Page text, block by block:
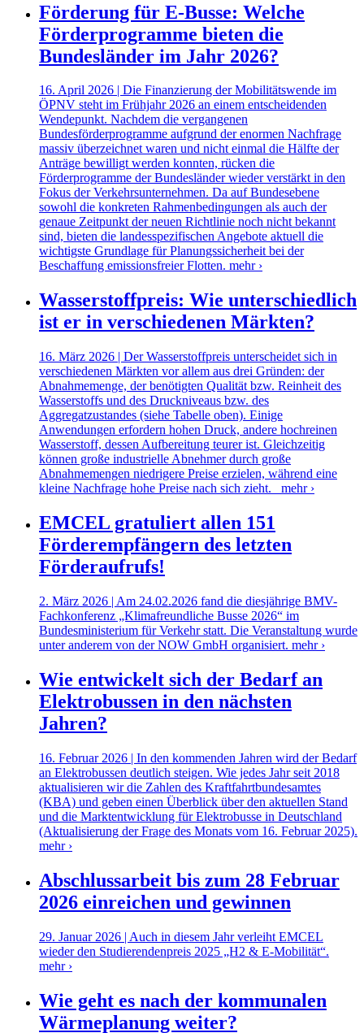
Förderung für E-Busse: Welche
Förderprogramme bieten die
Bundesländer im Jahr 2026?
16. April 2026 | Die Finanzierung der Mobilitätswende im
ÖPNV steht im Frühjahr 2026 an einem entscheidenden
Wendepunkt. Nachdem die vergangenen
Bundesförderprogramme aufgrund der enormen Nachfrage
massiv überzeichnet waren und nicht einmal die Hälfte der
Anträge bewilligt werden konnten, rücken die
Förderprogramme der Bundesländer wieder verstärkt in den
Fokus der Verkehrsunternehmen. Da auf Bundesebene
sowohl die konkreten Rahmenbedingungen als auch der
genaue Zeitpunkt der neuen Richtlinie noch nicht bekannt
sind, bieten die landesspezifischen Angebote aktuell die
wichtigste Grundlage für Planungssicherheit bei der
Beschaffung emissionsfreier Flotten. mehr ›
Wasserstoffpreis: Wie unterschiedlich
ist er in verschiedenen Märkten?
16. März 2026 | Der Wasserstoffpreis unterscheidet sich in
verschiedenen Märkten vor allem aus drei Gründen: der
Abnahmemenge, der benötigten Qualität bzw. Reinheit des
Wasserstoffs und des Druckniveaus bzw. des
Aggregatzustandes (siehe Tabelle oben). Einige
Anwendungen erfordern hohen Druck, andere hochreinen
Wasserstoff, dessen Aufbereitung teurer ist. Gleichzeitig
können große industrielle Abnehmer durch große
Abnahmemengen niedrigere Preise erzielen, während eine
kleine Nachfrage hohe Preise nach sich zieht. mehr ›
EMCEL gratuliert allen 151
Förderempfängern des letzten
Förderaufrufs!
2. März 2026 | Am 24.02.2026 fand die diesjährige BMV-
Fachkonferenz „Klimafreundliche Busse 2026“ im
Bundesministerium für Verkehr statt. Die Veranstaltung wurde
unter anderem von der NOW GmbH organisiert. mehr ›
Wie entwickelt sich der Bedarf an
Elektrobussen in den nächsten
Jahren?
16. Februar 2026 | In den kommenden Jahren wird der Bedarf
an Elektrobussen deutlich steigen. Wie jedes Jahr seit 2018
aktualisieren wir die Zahlen des Kraftfahrtbundesamtes
(KBA) und geben einen Überblick über den aktuellen Stand
und die Marktentwicklung für Elektrobusse in Deutschland
(Aktualisierung der Frage des Monats vom 16. Februar 2025).
mehr ›
Abschlussarbeit bis zum 28 Februar
2026 einreichen und gewinnen
29. Januar 2026 | Auch in diesem Jahr verleiht EMCEL
wieder den Studierendenpreis 2025 „H2 & E-Mobilität“.
mehr ›
Wie geht es nach der kommunalen
Wärmeplanung weiter?